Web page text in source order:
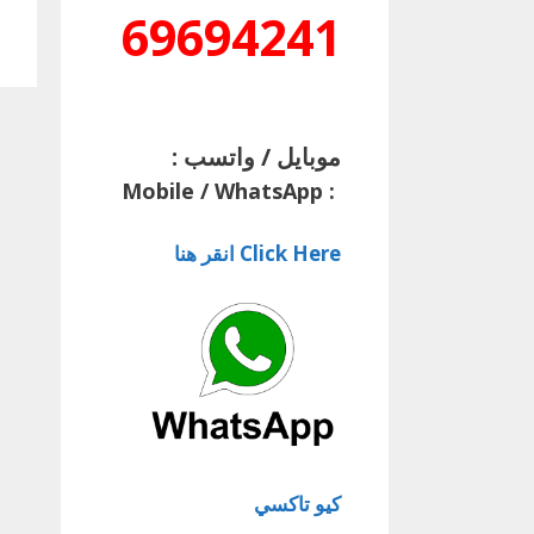
69694241
موبايل / واتسب :
:
Mobile / WhatsApp
Click Here انقر هنا
كيو تاكسي